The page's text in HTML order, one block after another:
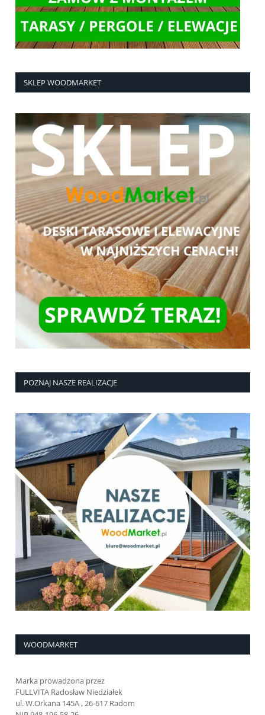
SKLEP WOODMARKET
POZNAJ NASZE REALIZACJE
WOODMARKET
Marka prowadzona przez
FULLVITA Radosław Niedziałek
ul. W.Orkana 145A , 26-617 Radom